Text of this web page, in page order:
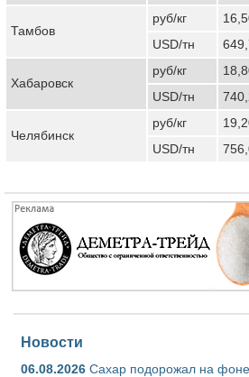
Тамбов
руб/кг
USD/тн
Хабаровск
руб/кг
USD/тн
Челябинск
руб/кг
USD/тн
Новости
06.08.2026 Сахар подорожал на